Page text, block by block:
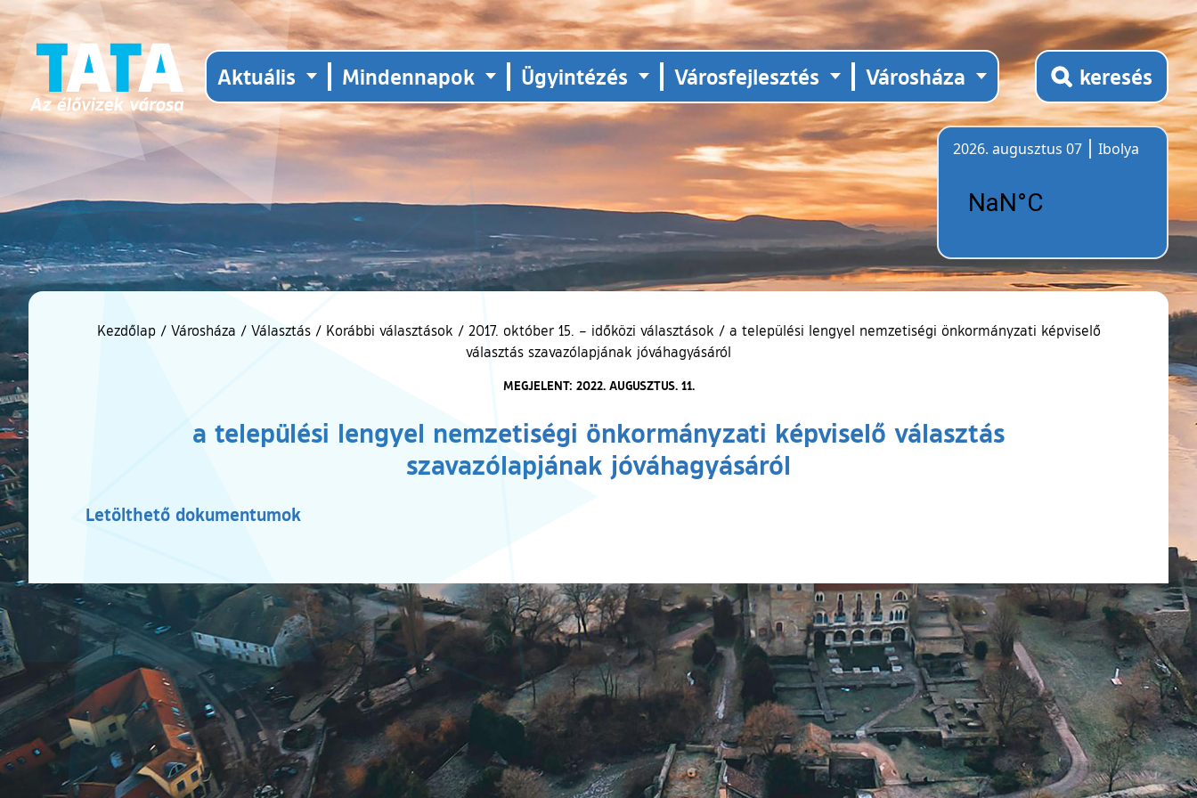
Aktuális Mindennapok Ügyintézés Városfejlesztés Városháza keresés
2026. augusztus 07
Ibolya
Kezdőlap / Városháza / Választás / Korábbi választások / 2017. október 15. – időközi választások / a települési lengyel nemzetiségi önkormányzati képviselő
választás szavazólapjának jóváhagyásáról
MEGJELENT: 2022. AUGUSZTUS. 11.
a települési lengyel nemzetiségi önkormányzati képviselő választás
szavazólapjának jóváhagyásáról
Letölthető dokumentumok